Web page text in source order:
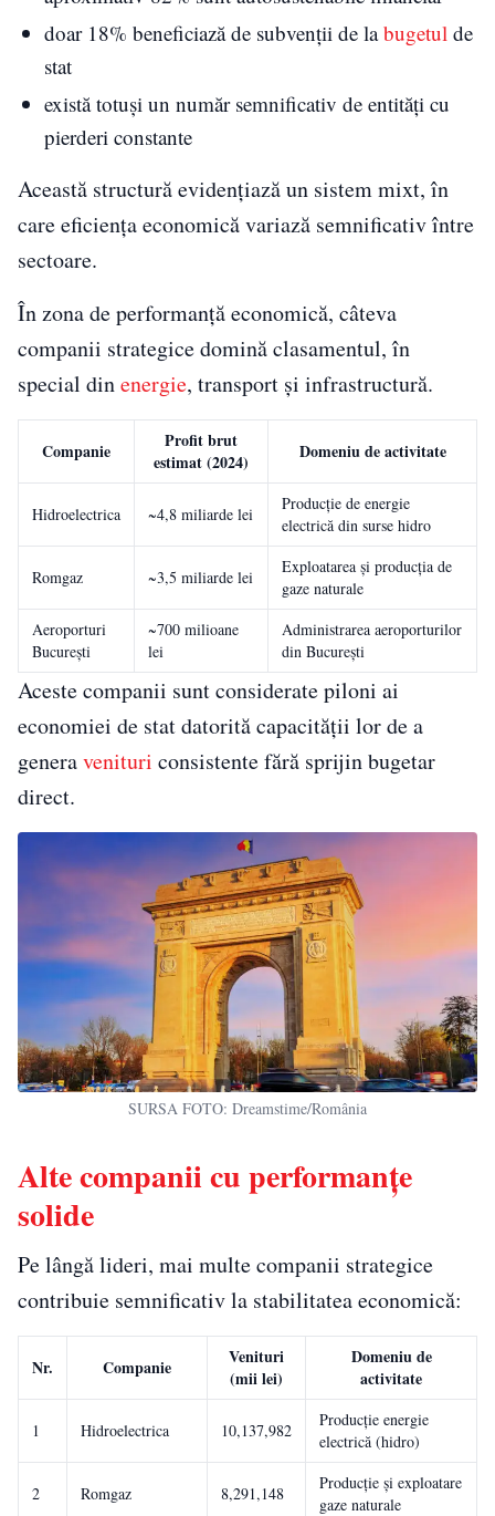
doar 18% beneficiază de subvenții de labugetul de
stat
există totuși un număr semnificativ de entități cu
pierderi constante
Această structură evidențiază un sistem mixt, în
care eficiența economică variază semnificativ între
sectoare.
În zona de performanță economică, câteva
companii strategice domină clasamentul, în
special dinenergie, transport și infrastructură.
Companie
Profit brut
estimat (2024)
Domeniu de activitate
Hidroelectrica ~4,8 miliarde lei
Producție de energie
electrică din surse hidro
Romgaz ~3,5 miliarde lei
Exploatarea și producția de
gaze naturale
Aeroporturi
București
~700 milioane
lei
Administrarea aeroporturilor
din București
Aceste companii sunt considerate piloni ai
economiei de stat datorită capacității lor de a
generavenituri consistente fără sprijin bugetar
direct.
SURSA FOTO: Dreamstime/România
Alte companii cu performanțe
solide
Pe lângă lideri, mai multe companii strategice
contribuie semnificativ la stabilitatea economică:
Nr. Companie
Venituri
(mii lei)
Domeniu de
activitate
1 Hidroelectrica 10,137,982
Producție energie
electrică (hidro)
2 Romgaz 8,291,148
Producție și exploatare
gaze naturale